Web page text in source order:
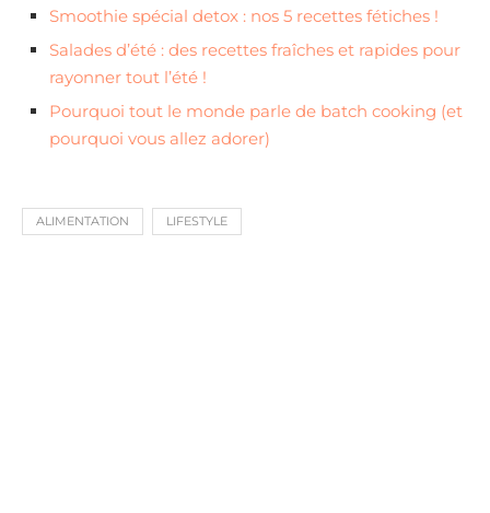
Smoothie spécial detox : nos 5 recettes fétiches !
Salades d’été : des recettes fraîches et rapides pour
rayonner tout l’été !
Pourquoi tout le monde parle de batch cooking (et
pourquoi vous allez adorer)
ALIMENTATION LIFESTYLE